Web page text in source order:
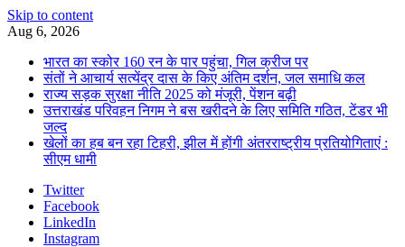
Skip to content
Aug 6, 2026
भारत का स्कोर 160 रन के पार पहुंचा, गिल क्रीज पर
संतों ने आचार्य सत्येंद्र दास के किए अंतिम दर्शन, जल समाधि कल
राज्य सड़क सुरक्षा नीति 2025 को मंजूरी, पेंशन बढ़ी
उत्तराखंड परिवहन निगम ने बस खरीदने के लिए समिति गठित, टेंडर भी
जल्द
खेलों का हब बन रहा टिहरी, झील में होंगी अंतरराष्ट्रीय प्रतियोगिताएं :
सीएम धामी
Twitter
Facebook
LinkedIn
Instagram